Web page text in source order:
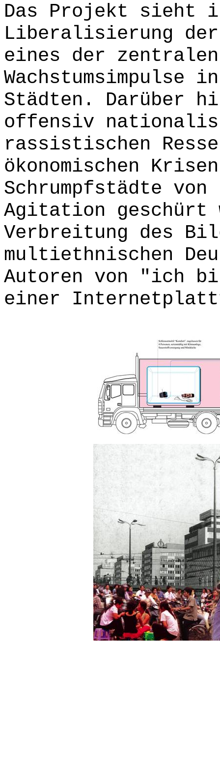
Das Projekt sieht
Liberalisierung
eines der
Wachstumsimpulse
Städten. Darüber
offensiv
rassistischen
ökonomischen
Schrumpfstädte
Agitation geschürt
Verbreitung des
multiethnischen
Autoren von "ich
einer